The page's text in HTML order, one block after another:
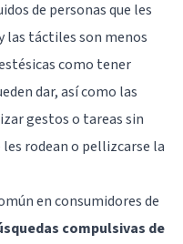
de personas que les
las táctiles son menos
como tener
dar, así como las
gestos o tareas sin
rodean o pellizcarse la
en consumidores de
compulsivas de